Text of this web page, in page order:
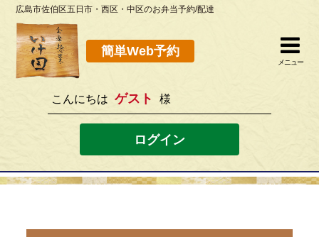
閉じる
082-923-8298
[営業時間]10：30~19：00 [定休日]水曜
広島市佐伯区五日市・西区・中区のお弁当予約/配達
簡単Web予約
メニュー
こんにちは ゲスト 様
ログイン